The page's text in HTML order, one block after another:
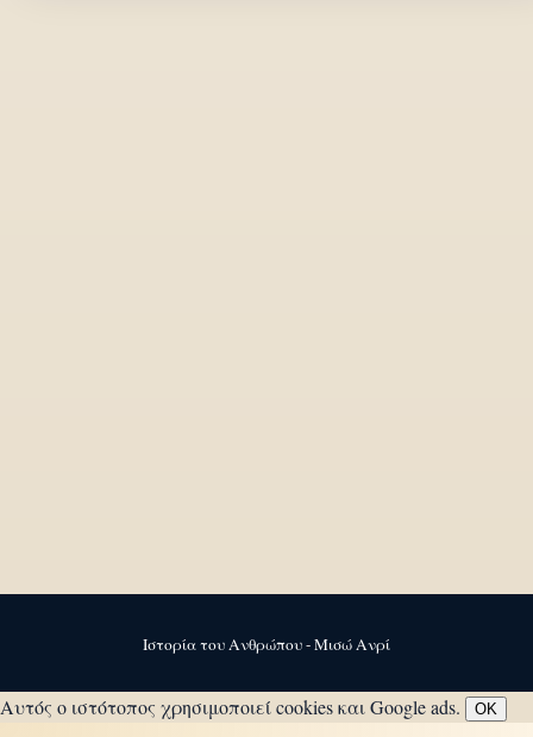
Ιστορία του Ανθρώπου - Μισώ Ανρί
Αυτός ο ιστότοπος χρησιμοποιεί cookies και Google ads. OK